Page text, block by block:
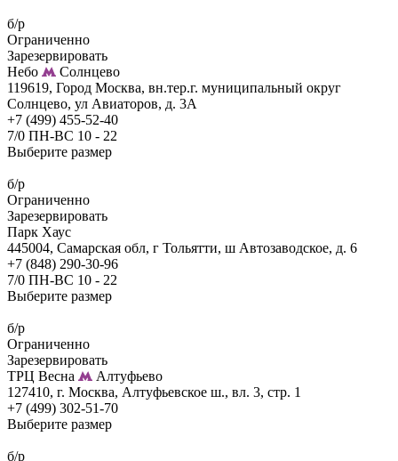
б/р
Ограниченно
Зарезервировать
Небо
Солнцево
119619, Город Москва, вн.тер.г. муниципальный округ
Солнцево, ул Авиаторов, д. 3А
+7 (499) 455-52-40
7/0 ПН-ВС 10 - 22
Выберите размер
б/р
Ограниченно
Зарезервировать
Парк Хаус
445004, Самарская обл, г Тольятти, ш Автозаводское, д. 6
+7 (848) 290-30-96
7/0 ПН-ВС 10 - 22
Выберите размер
б/р
Ограниченно
Зарезервировать
ТРЦ Весна
Алтуфьево
127410, г. Москва, Алтуфьевское ш., вл. 3, стр. 1
+7 (499) 302-51-70
Выберите размер
б/р